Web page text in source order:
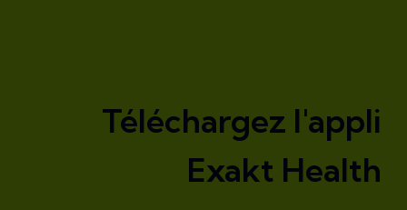
Téléchargez l'appli
Exakt Health